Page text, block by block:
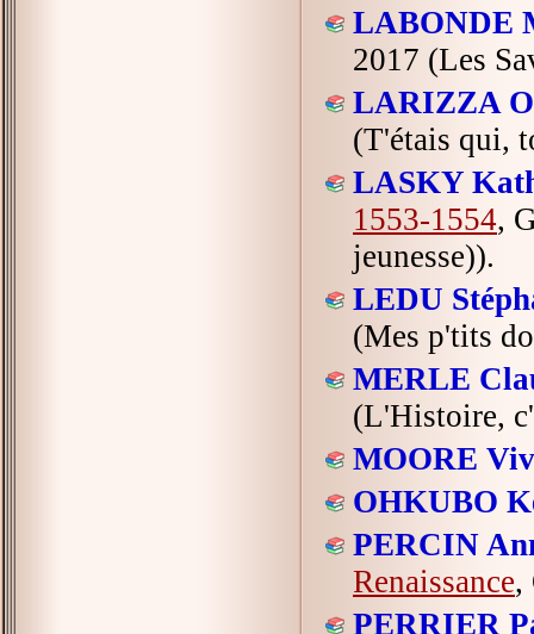
LABONDE
2017 (Les
LARIZZA
(T'étais qui,
LASKY
1553-1554,
jeunesse)).
LEDU
(Mes p'tits
MERLE
(L'Histoire,
MOORE
OHKUBO
PERCIN
Renaissance,
PERRIER